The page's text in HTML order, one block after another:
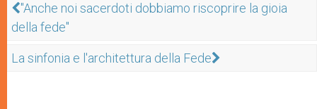
"Anche noi sacerdoti dobbiamo riscoprire la gioia
della fede"
La sinfonia e l'architettura della Fede